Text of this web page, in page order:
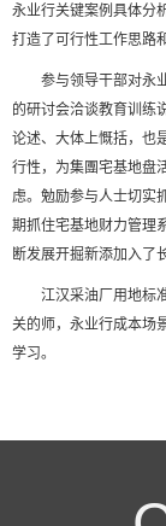
永业行关键案例具体分
打造了可行性工作思路
参与领导干部对永
的研讨会洽谈教育训练
论述、大体上慨括，也
行性，为集團宅基地盘
虑。勉励参与人士切实
期抓住宅基地财力管理
断发展开掘新添加入了
江汉采油厂用地标
关的师，永业行成本场
学习。